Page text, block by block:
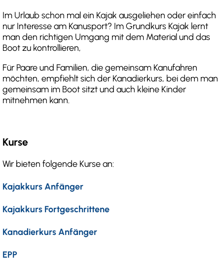
Im Urlaub schon mal ein Kajak ausgeliehen oder einfach
nur Interesse am Kanusport? Im Grundkurs Kajak lernt
man den richtigen Umgang mit dem Material und das
Boot zu kontrollieren,
Für Paare und Familien, die gemeinsam Kanufahren
möchten, empfiehlt sich der Kanadierkurs, bei dem man
gemeinsam im Boot sitzt und auch kleine Kinder
mitnehmen kann.
Kurse
Wir bieten folgende Kurse an:
Kajakkurs Anfänger
Kajakkurs Fortgeschrittene
Kanadierkurs Anfänger
EPP